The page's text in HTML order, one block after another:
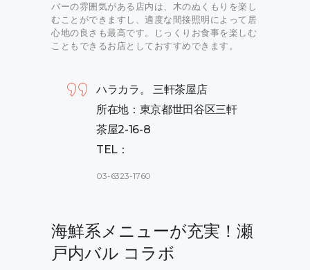
バーの雰囲気がある店内は、木のぬくもりを楽し
むことができますし、適度な間接照明によって居
心地の良さも最高です。じっくりお食事を楽しむ
こともできるお店としておすすめできます。
ハラカラ。 三軒茶屋店
所在地：東京都世田谷区三軒
茶屋2-16-8
TEL：
03-6323-1760
海鮮系メニューが充実！瀬
戸内バル コラボ